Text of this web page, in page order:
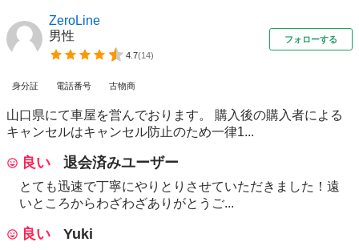
ZeroLine
男性
4.7(14)
フォローする
身分証 電話番号 古物商
山口県にて車屋を営んでおります。 購入後の購入者による
キャンセルはキャンセル防止のため一律1...
良い 退会済みユーザー
とても迅速で丁寧にやりとりさせていただきました！遠
いところからわざわざありがとうご...
良い Yuki